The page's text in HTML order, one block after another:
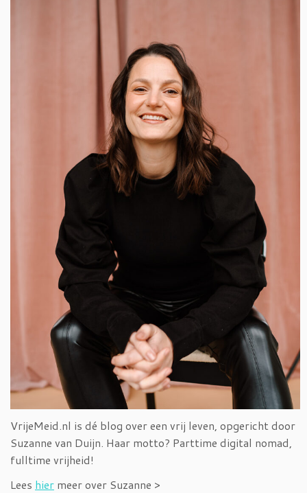
VrijeMeid.nl is dé blog over een vrij leven, opgericht door
Suzanne van Duijn. Haar motto? Parttime digital nomad,
fulltime vrijheid!
Lees hier meer over Suzanne >